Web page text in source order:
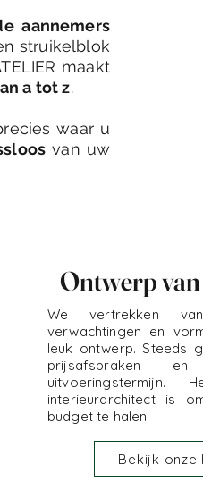
aannemers
struikelblok
maakt
a tot z.
waar u
van uw
Ontwerp
We vertrekken
verwachtingen en
leuk ontwerp. Steeds
prijsafspraken
interieurarchitect is
budget te halen.
Bekijk onze